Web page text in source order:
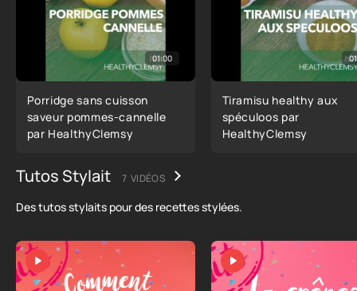
01:00
Porridge sans cuisson
saveur pommes-cannelle
par HealthyClemsy
Tiramisu healthy aux
spéculoos par
HealthyClemsy
Tutos Stylait 7 VIDÉOS
Des tutos stylaits pour des recettes stylées.